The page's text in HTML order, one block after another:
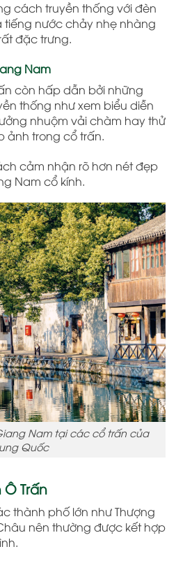
cách truyền thống với đèn
nước chảy nhẹ nhàng
đặc trưng.
Nam
còn hấp dẫn bởi những
thống như xem biểu diễn
nhuộm vải chàm hay thử
ảnh trong cổ trấn.
cảm nhận rõ hơn nét đẹp
Nam cổ kính.
Nam tại các cổ trấn của
Quốc
Trấn
thành phố lớn nhưThượng
nên thường được kết hợp